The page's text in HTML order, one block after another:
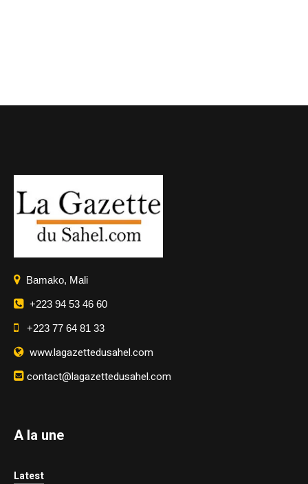
Bamako, Mali
+223 94 53 46 60
+223 77 64 81 33
www.lagazettedusahel.com
contact@lagazettedusahel.com
A la une
Latest